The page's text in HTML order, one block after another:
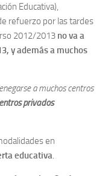
Educativa),
refuerzo por las tardes
2012/2013 no va a
y además a muchos
a muchos centros
privados
en
educativa.